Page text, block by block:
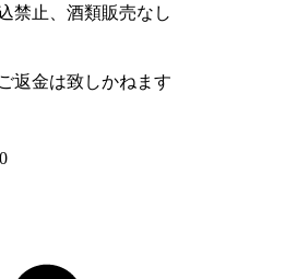
禁止、酒類販売なし
返金は致しかねます